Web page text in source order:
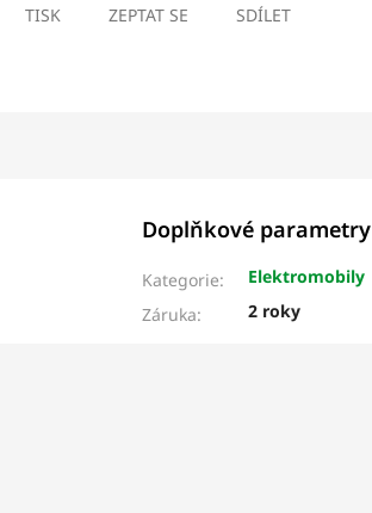
TISK ZEPTAT SE SDÍLET
Doplňkové parametry
Kategorie:
Elektromobily
Záruka: 2 roky